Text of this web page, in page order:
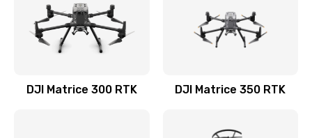
DJI Matrice 300 RTK DJI Matrice 350 RTK